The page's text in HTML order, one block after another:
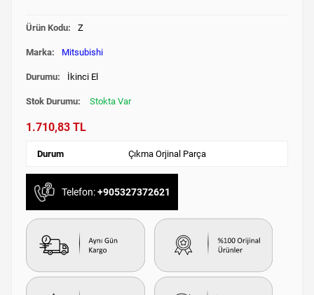
Ürün Kodu: Z
Marka: Mitsubishi
Durumu: İkinci El
Stok Durumu: Stokta Var
1.710,83 TL
Durum Çıkma Orjinal Parça
Telefon:+905327372621